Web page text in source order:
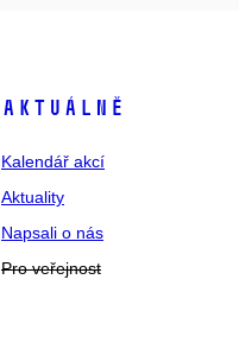
Aktuálně
Kalendář akcí
Aktuality
Napsali o nás
Pro veřejnost